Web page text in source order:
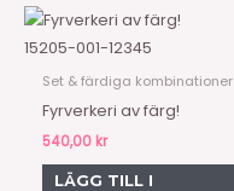
15205-001-12345
Set & färdiga kombinationer
Fyrverkeri av färg!
540,00 kr
LÄGG TILL I